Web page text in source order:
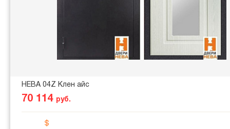
НЕВА 04Z Клен айс
70 114 руб.